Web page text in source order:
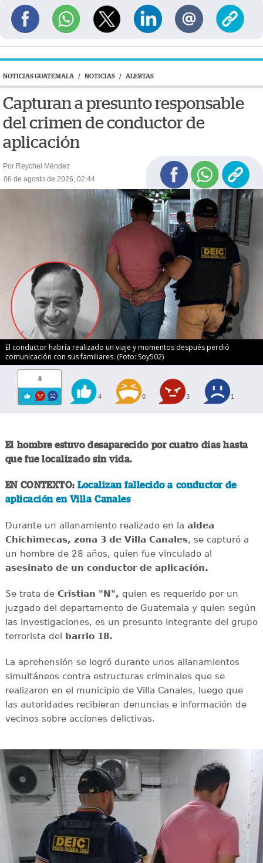
NOTICIAS GUATEMALA / NOTICIAS / ALERTAS
Capturan a presunto responsable
del crimen de conductor de
aplicación
Por Reychel Méndez
06 de agosto de 2026, 02:44
El conductor habría realizado un viaje y momentos después perdió
comunicación con sus familiares. (Foto: Soy502)
8
4 0 3 1
El hombre estuvo desaparecido por cuatro días hasta
que fue localizado sin vida.
EN CONTEXTO:Localizan fallecido a conductor de
aplicación en Villa Canales
Durante un allanamiento realizado en la aldea
Chichimecas, zona 3 de Villa Canales, se capturó a
un hombre de 28 años, quien fue vinculado al
asesinato de un conductor de aplicación.
Se trata de Cristian "N", quien es requerido por un
juzgado del departamento de Guatemala y quien según
las investigaciones, es un presunto integrante del grupo
terrorista del barrio 18.
La aprehensión se logró durante unos allanamientos
simultáneos contra estructuras criminales que se
realizaron en el municipio de Villa Canales, luego que
las autoridades recibieran denuncias e información de
vecinos sobre acciones delictivas.